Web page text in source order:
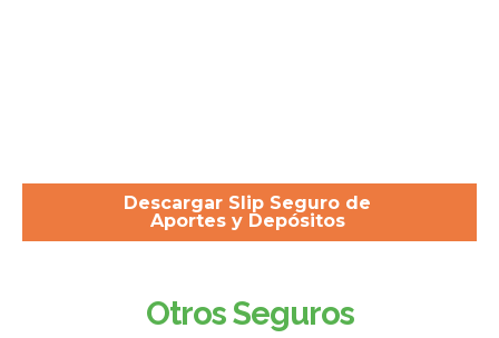
Descargar Slip Seguro de
Aportes y Depósitos
Otros Seguros